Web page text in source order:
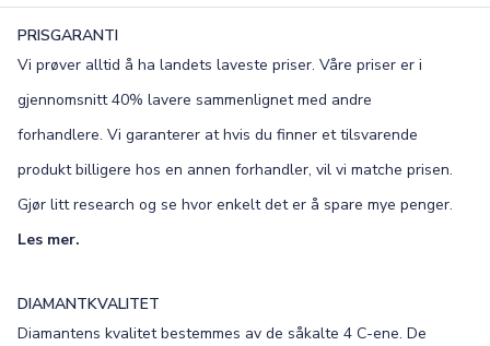
PRISGARANTI
Vi prøver alltid å ha landets laveste priser. Våre priser er i
gjennomsnitt 40% lavere sammenlignet med andre
forhandlere. Vi garanterer at hvis du finner et tilsvarende
produkt billigere hos en annen forhandler, vil vi matche prisen.
Gjør litt research og se hvor enkelt det er å spare mye penger.
Les mer.
DIAMANTKVALITET
Diamantens kvalitet bestemmes av de såkalte 4 C-ene. De